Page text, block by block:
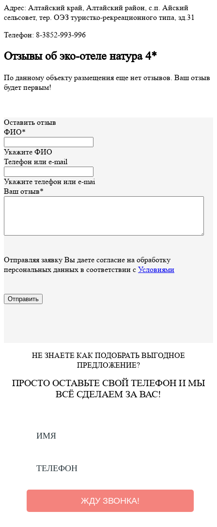
Адрес: Алтайский край, Алтайский район, с.п. Айский
сельсовет, тер. ОЭЗ туристко-рекреационного типа, зд.31
Телефон: 8-3852-993-996
Отзывы об эко-отеле натура 4*
По данному объекту размещения еще нет отзывов. Ваш отзыв
будет первым!
Оставить отзыв
ФИО*
Укажите ФИО
Телефон или e-mail
Укажите телефон или e-mai
Ваш отзыв*
Отправляя заявку Вы даете согласие на обработку
персональных данных в соответствии с Условиями
НЕ ЗНАЕТЕ КАК ПОДОБРАТЬ ВЫГОДНОЕ
ПРЕДЛОЖЕНИЕ?
ПРОСТО ОСТАВЬТЕ СВОЙ ТЕЛЕФОН И МЫ
ВСЁ СДЕЛАЕМ ЗА ВАС!
ЖДУ ЗВОНКА!